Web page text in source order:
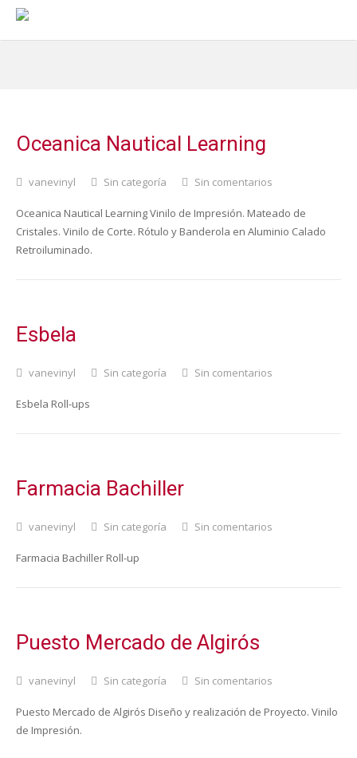
Oceanica Nautical Learning
vanevinyl Sin categoría Sin comentarios
Oceanica Nautical Learning Vinilo de Impresión. Mateado de
Cristales. Vinilo de Corte. Rótulo y Banderola en Aluminio Calado
Retroiluminado.
Esbela
vanevinyl Sin categoría Sin comentarios
Esbela Roll-ups
Farmacia Bachiller
vanevinyl Sin categoría Sin comentarios
Farmacia Bachiller Roll-up
Puesto Mercado de Algirós
vanevinyl Sin categoría Sin comentarios
Puesto Mercado de Algirós Diseño y realización de Proyecto. Vinilo
de Impresión.